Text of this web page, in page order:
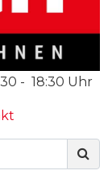
- 18:30 Uhr